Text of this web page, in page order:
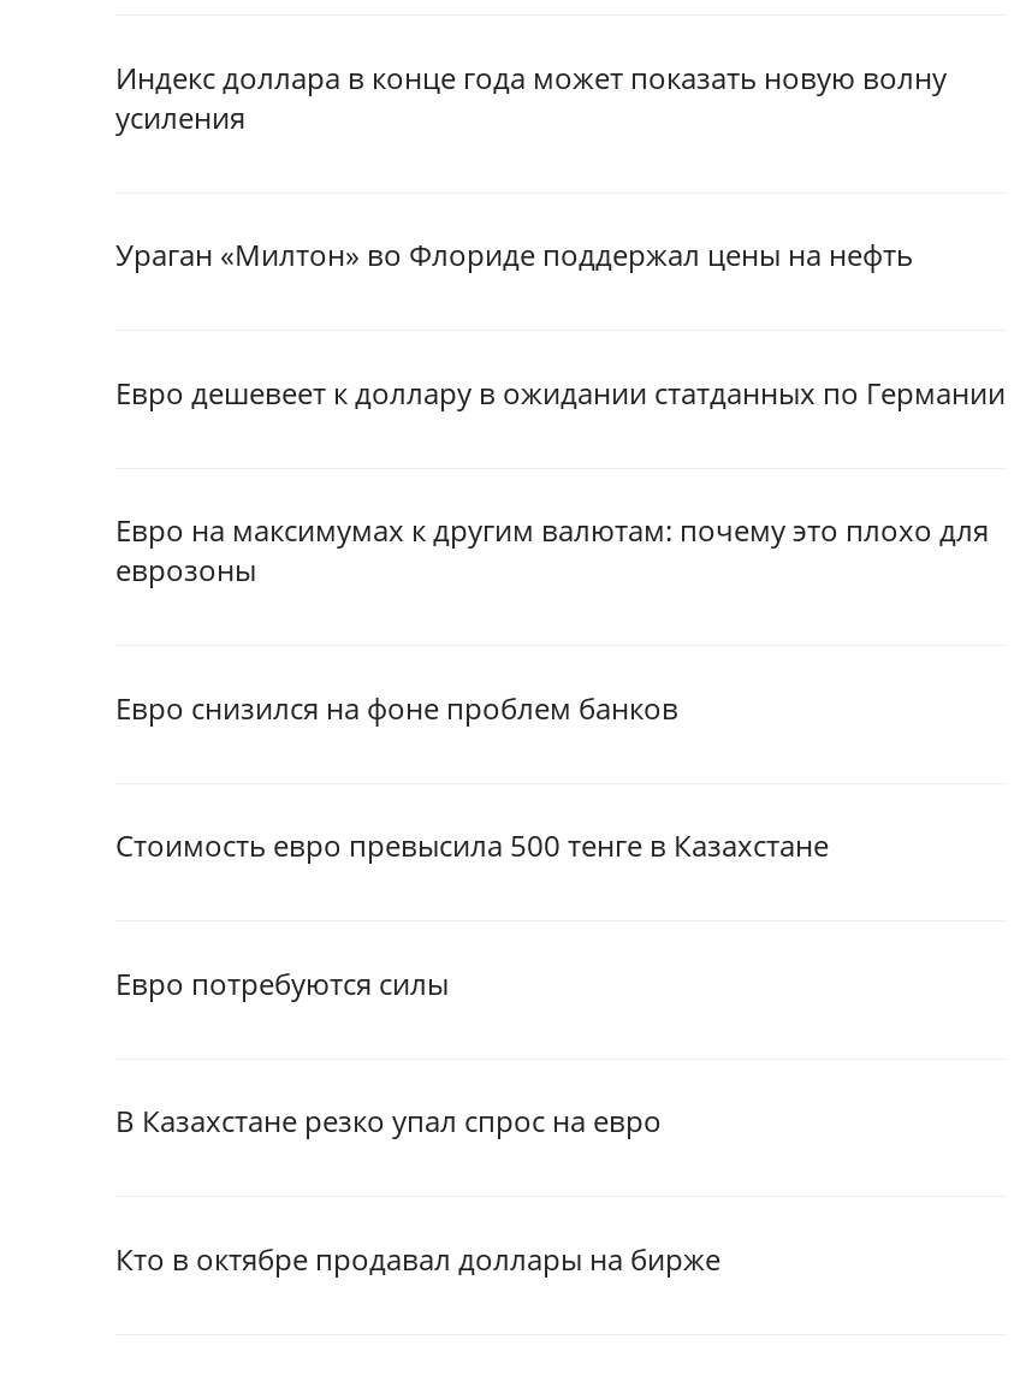
Индекс доллара в конце года может показать новую волну
усиления
Ураган «Милтон» во Флориде поддержал цены на нефть
Евро дешевеет к доллару в ожидании статданных по Германии
Евро на максимумах к другим валютам: почему это плохо для
еврозоны
Евро снизился на фоне проблем банков
Стоимость евро превысила 500 тенге в Казахстане
Евро потребуются силы
В Казахстане резко упал спрос на евро
Кто в октябре продавал доллары на бирже